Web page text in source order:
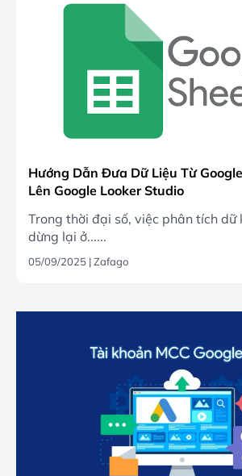
Hướng Dẫn Đưa Dữ Liệu Từ
Lên Google Looker Studio
Trong thời đại số, việc phân tích dữ
dừng lại ở......
05/09/2025 |Zafago